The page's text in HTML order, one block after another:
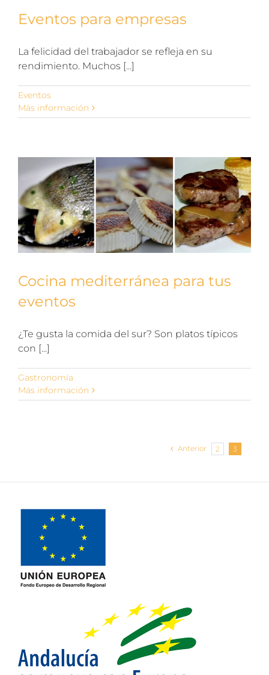
Eventos para empresas
La felicidad del trabajador se refleja en su
rendimiento. Muchos [...]
Eventos
Más información
Cocina mediterránea para tus
eventos
¿Te gusta la comida del sur? Son platos típicos
con [...]
Gastronomía
Más información
Anterior 2 3